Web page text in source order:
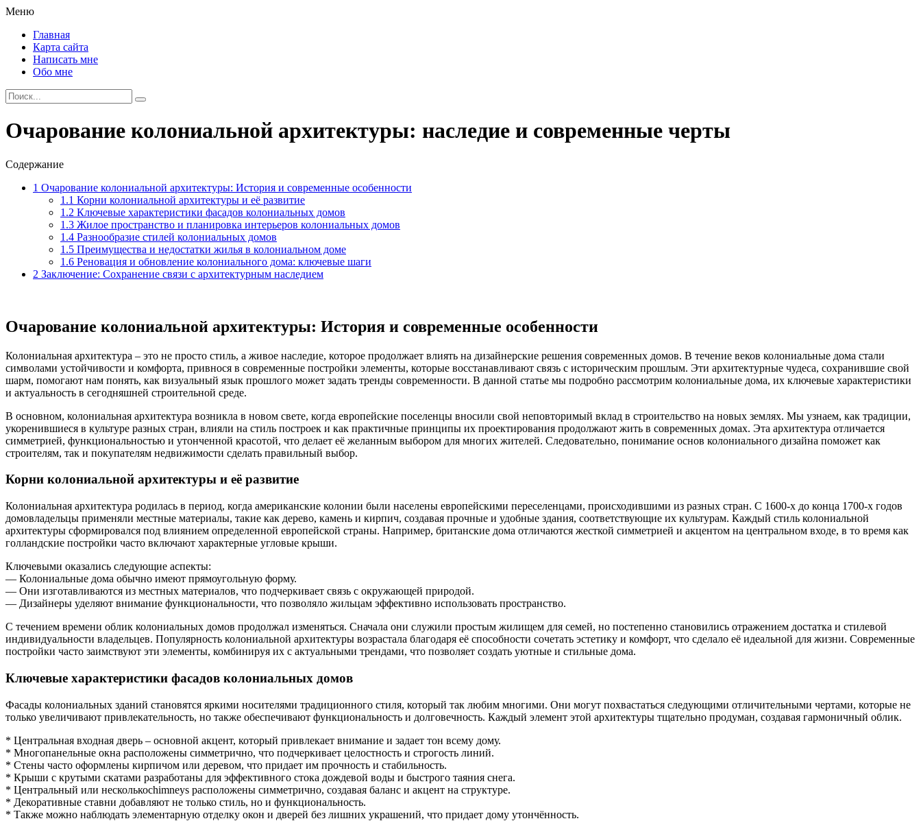
Меню
Главная
Карта сайта
Написать мне
Обо мне
Очарование колониальной архитектуры: наследие и современные черты
Содержание
1 Очарование колониальной архитектуры: История и современные особенности
1.1 Корни колониальной архитектуры и её развитие
1.2 Ключевые характеристики фасадов колониальных домов
1.3 Жилое пространство и планировка интерьеров колониальных домов
1.4 Разнообразие стилей колониальных домов
1.5 Преимущества и недостатки жилья в колониальном доме
1.6 Реновация и обновление колониального дома: ключевые шаги
2 Заключение: Сохранение связи с архитектурным наследием
Очарование колониальной архитектуры: История и современные особенности
Колониальная архитектура – это не просто стиль, а живое наследие, которое продолжает влиять на дизайнерские решения современных домов. В течение веков колониальные дома стали
символами устойчивости и комфорта, привнося в современные постройки элементы, которые восстанавливают связь с историческим прошлым. Эти архитектурные чудеса, сохранившие свой
шарм, помогают нам понять, как визуальный язык прошлого может задать тренды современности. В данной статье мы подробно рассмотрим колониальные дома, их ключевые характеристики
и актуальность в сегодняшней строительной среде.
В основном, колониальная архитектура возникла в новом свете, когда европейские поселенцы вносили свой неповторимый вклад в строительство на новых землях. Мы узнаем, как традиции,
укоренившиеся в культуре разных стран, влияли на стиль построек и как практичные принципы их проектирования продолжают жить в современных домах. Эта архитектура отличается
симметрией, функциональностью и утонченной красотой, что делает её желанным выбором для многих жителей. Следовательно, понимание основ колониального дизайна поможет как
строителям, так и покупателям недвижимости сделать правильный выбор.
Корни колониальной архитектуры и её развитие
Колониальная архитектура родилась в период, когда американские колонии были населены европейскими переселенцами, происходившими из разных стран. С 1600-х до конца 1700-х годов
домовладельцы применяли местные материалы, такие как дерево, камень и кирпич, создавая прочные и удобные здания, соответствующие их культурам. Каждый стиль колониальной
архитектуры сформировался под влиянием определенной европейской страны. Например, британские дома отличаются жесткой симметрией и акцентом на центральном входе, в то время как
голландские постройки часто включают характерные угловые крыши.
Ключевыми оказались следующие аспекты:
— Колониальные дома обычно имеют прямоугольную форму.
— Они изготавливаются из местных материалов, что подчеркивает связь с окружающей природой.
— Дизайнеры уделяют внимание функциональности, что позволяло жильцам эффективно использовать пространство.
С течением времени облик колониальных домов продолжал изменяться. Сначала они служили простым жилищем для семей, но постепенно становились отражением достатка и стилевой
индивидуальности владельцев. Популярность колониальной архитектуры возрастала благодаря её способности сочетать эстетику и комфорт, что сделало её идеальной для жизни. Современные
постройки часто заимствуют эти элементы, комбинируя их с актуальными трендами, что позволяет создать уютные и стильные дома.
Ключевые характеристики фасадов колониальных домов
Фасады колониальных зданий становятся яркими носителями традиционного стиля, который так любим многими. Они могут похвастаться следующими отличительными чертами, которые не
только увеличивают привлекательность, но также обеспечивают функциональность и долговечность. Каждый элемент этой архитектуры тщательно продуман, создавая гармоничный облик.
* Центральная входная дверь – основной акцент, который привлекает внимание и задает тон всему дому.
* Многопанельные окна расположены симметрично, что подчеркивает целостность и строгость линий.
* Стены часто оформлены кирпичом или деревом, что придает им прочность и стабильность.
* Крыши с крутыми скатами разработаны для эффективного стока дождевой воды и быстрого таяния снега.
* Центральный или несколькоchimneys расположены симметрично, создавая баланс и акцент на структуре.
* Декоративные ставни добавляют не только стиль, но и функциональность.
* Также можно наблюдать элементарную отделку окон и дверей без лишних украшений, что придает дому утончённость.